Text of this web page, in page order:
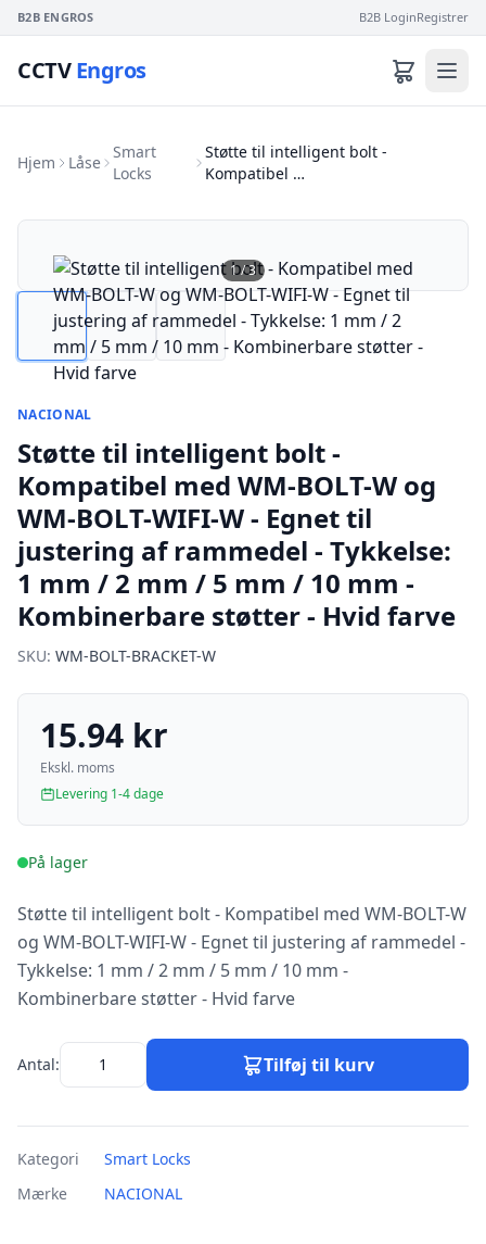
B2B ENGROS B2B LoginRegistrer
CCTVEngros
Hjem Låse
Smart
Locks
Støtte til intelligent bolt -
Kompatibel …
1/3
NACIONAL
Støtte til intelligent bolt -
Kompatibel med WM-BOLT-W og
WM-BOLT-WIFI-W - Egnet til
justering af rammedel - Tykkelse:
1 mm / 2 mm / 5 mm / 10 mm -
Kombinerbare støtter - Hvid farve
SKU: WM-BOLT-BRACKET-W
15.94 kr
Ekskl. moms
Levering 1-4 dage
På lager
Støtte til intelligent bolt - Kompatibel med WM-BOLT-W
og WM-BOLT-WIFI-W - Egnet til justering af rammedel -
Tykkelse: 1 mm / 2 mm / 5 mm / 10 mm -
Kombinerbare støtter - Hvid farve
Antal: Tilføj til kurv
Kategori
Smart Locks
Mærke
NACIONAL